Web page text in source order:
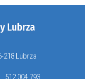
218 Lubrza
512 004 793